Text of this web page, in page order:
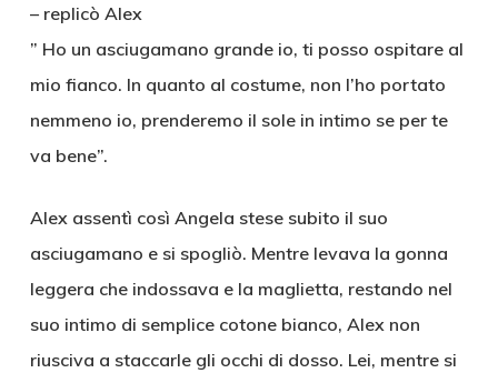
– replicò Alex
” Ho un asciugamano grande io, ti posso ospitare al
mio fianco. In quanto al costume, non l’ho portato
nemmeno io, prenderemo il sole in intimo se per te
va bene”.
Alex assentì così Angela stese subito il suo
asciugamano e si spogliò. Mentre levava la gonna
leggera che indossava e la maglietta, restando nel
suo intimo di semplice cotone bianco, Alex non
riusciva a staccarle gli occhi di dosso. Lei, mentre si